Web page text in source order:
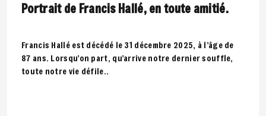
Portrait de Francis Hallé, en toute amitié.
Francis Hallé est décédé le 31 décembre 2025, à l’âge de
87 ans. Lorsqu’on part, qu’arrive notre dernier souffle,
toute notre vie défile..